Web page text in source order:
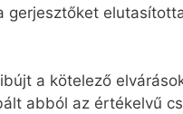
gerjesztőket
a kötelező
abból az értékelvű